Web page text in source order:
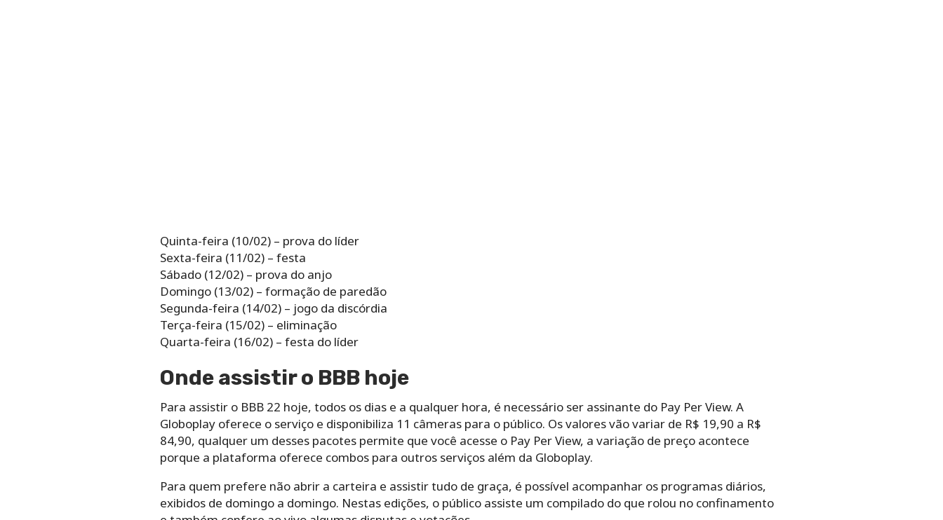
Quinta-feira (10/02) – prova do líder
Sexta-feira (11/02) – festa
Sábado (12/02) – prova do anjo
Domingo (13/02) – formação de paredão
Segunda-feira (14/02) – jogo da discórdia
Terça-feira (15/02) – eliminação
Quarta-feira (16/02) – festa do líder
Onde assistir o BBB hoje
Para assistir o BBB 22 hoje, todos os dias e a qualquer hora, é necessário ser assinante do Pay Per View. A
Globoplay oferece o serviço e disponibiliza 11 câmeras para o público. Os valores vão variar de R$ 19,90 a R$
84,90, qualquer um desses pacotes permite que você acesse o Pay Per View, a variação de preço acontece
porque a plataforma oferece combos para outros serviços além da Globoplay.
Para quem prefere não abrir a carteira e assistir tudo de graça, é possível acompanhar os programas diários,
exibidos de domingo a domingo. Nestas edições, o público assiste um compilado do que rolou no confinamento